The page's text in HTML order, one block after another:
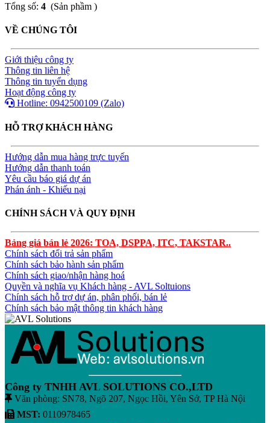
Tổng số: 4 (Sản phầm )
VỀ CHÚNG TÔI
Giới thiệu công ty
Thông tin liên hệ
Thông tin tuyển dụng
Hoạt động công ty
Hotline: 0942500109 (Zalo)
HỖ TRỢ KHÁCH HÀNG
Hướng dẫn mua hàng trực tuyến
Hướng dẫn thanh toán
Yêu cầu báo giá dự án
Phán ánh - Khiếu nại
CHÍNH SÁCH VÀ QUY ĐỊNH
Bảng giá bán lẻ 2026: TOA, DSPPA, ITC, TAKSTAR..
Chính sách đổi trả sản phẩm
Chính sách bảo hành sản phẩm
Chính sách giao/nhận hàng hoá
Quyền và nghĩa vụ Khách hàng - AVL Soltuions
Chính sách hỗ trợ dự án, phân phối, bán lẻ
Chính sách bảo mật thông tin khách hàng
Công ty TNHH AVL SOLUTIONS CO.,LTD
Văn phòng: SN78, Ngõ 207, Ngọc Hồi, Yên Sở, TP Hà Nội
MST: 0110978465